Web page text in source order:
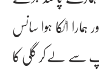
اٹکا ہوا سانس
سے لے کر گلی کا